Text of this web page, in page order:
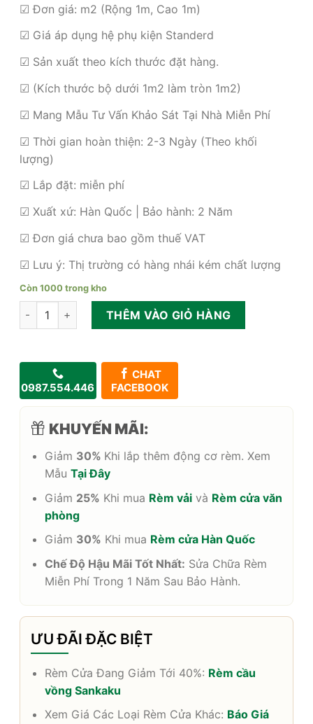
là:
580,000₫.
tại
là:
420,000₫.
☑ Đơn giá: m2 (Rộng 1m, Cao 1m)
☑ Giá áp dụng hệ phụ kiện Standerd
☑ Sản xuất theo kích thước đặt hàng.
☑ (Kích thước bộ dưới 1m2 làm tròn 1m2)
☑ Mang Mẫu Tư Vấn Khảo Sát Tại Nhà Miễn Phí
☑ Thời gian hoàn thiện: 2-3 Ngày (Theo khối
lượng)
☑ Lắp đặt: miễn phí
☑ Xuất xứ: Hàn Quốc | Bảo hành: 2 Năm
☑ Đơn giá chưa bao gồm thuế VAT
☑ Lưu ý: Thị trường có hàng nhái kém chất lượng
Còn 1000 trong kho
Rèm cầu vồng Hàn Quốc Modero Diamond số lượng
THÊM VÀO GIỎ HÀNG
0987.554.446
CHAT
FACEBOOK
KHUYẾN MÃI:
Giảm 30% Khi lắp thêm động cơ rèm. Xem
MẫuTại Đây
Giảm 25% Khi mua Rèm vải và Rèm cửa văn
phòng
Giảm 30% Khi mua Rèm cửa Hàn Quốc
Chế Độ Hậu Mãi Tốt Nhất: Sửa Chữa Rèm
Miễn Phí Trong 1 Năm Sau Bảo Hành.
ƯU ĐÃI ĐẶC BIỆT
Rèm Cửa Đang Giảm Tới 40%: Rèm cầu
vồng Sankaku
Xem Giá Các Loại Rèm Cửa Khác: Báo Giá